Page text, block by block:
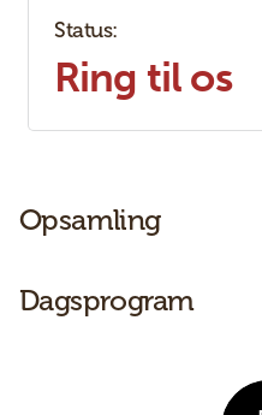
Status:
Ring til os
E-mail:
Opsamling
Dagsprogram